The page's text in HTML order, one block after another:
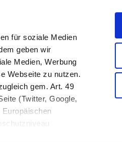
für soziale Medien
geben wir
Medien, Werbung
Webseite zu nutzen.
gem. Art. 49
(Twitter, Google,